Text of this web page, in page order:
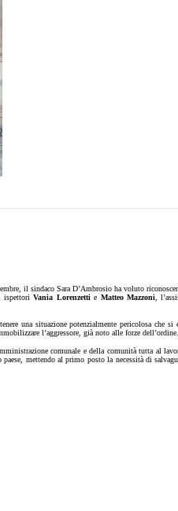
il sindaco Sara D’Ambrosio ha voluto
ispettoriVania Lorenzettie Matteo Mazzoni,
una situazione potenzialmente pericolosa che si
l’aggressore, già noto alle forze dell’ordine.
comunale e della comunità tutta al
mettendo al primo posto la necessità di